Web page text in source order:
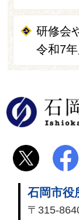
研修会
令和7年
石岡市役
〒315-